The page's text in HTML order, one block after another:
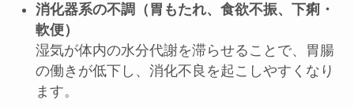
消化器系の不調（胃もたれ、食欲不振、下痢・
軟便）
湿気が体内の水分代謝を滞らせることで、胃腸
の働きが低下し、消化不良を起こしやすくなり
ます。